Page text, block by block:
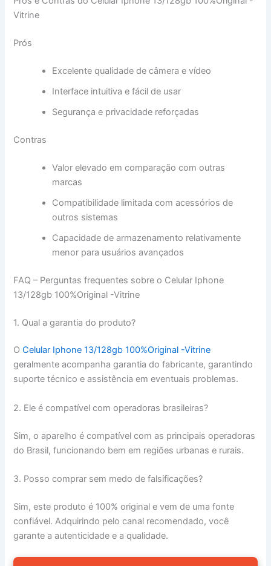
Vitrine
Prós
Excelente qualidade de câmera e vídeo
Interface intuitiva e fácil de usar
Segurança e privacidade reforçadas
Contras
Valor elevado em comparação com outras
marcas
Compatibilidade limitada com acessórios de
outros sistemas
Capacidade de armazenamento relativamente
menor para usuários avançados
FAQ – Perguntas frequentes sobre o Celular Iphone
13/128gb 100%Original -Vitrine
1. Qual a garantia do produto?
OCelular Iphone 13/128gb 100%Original -Vitrine
geralmente acompanha garantia do fabricante, garantindo
suporte técnico e assistência em eventuais problemas.
2. Ele é compatível com operadoras brasileiras?
Sim, o aparelho é compatível com as principais operadoras
do Brasil, funcionando bem em regiões urbanas e rurais.
3. Posso comprar sem medo de falsificações?
Sim, este produto é 100% original e vem de uma fonte
confiável. Adquirindo pelo canal recomendado, você
garante a autenticidade e a qualidade.